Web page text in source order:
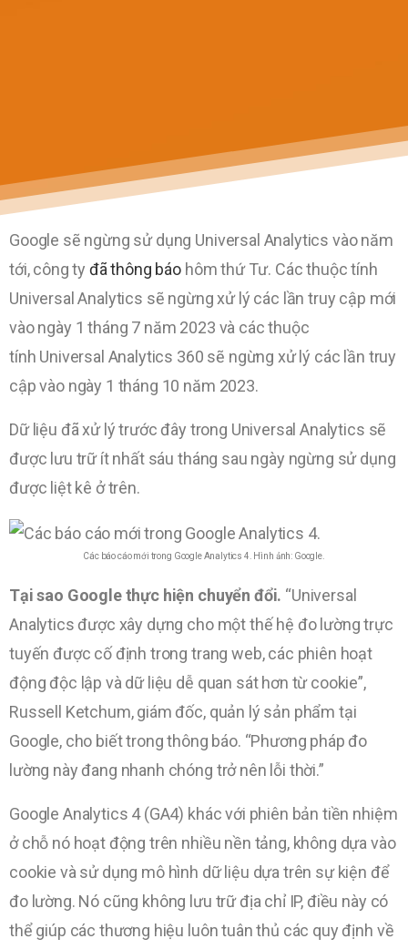
Google sẽ ngừng sử dụng Universal Analytics vào năm
tới, công ty đã thông báo hôm thứ Tư. Các thuộc tính
Universal Analytics sẽ ngừng xử lý các lần truy cập mới
vào ngày 1 tháng 7 năm 2023 và các thuộc
tính Universal Analytics 360 sẽ ngừng xử lý các lần truy
cập vào ngày 1 tháng 10 năm 2023.
Dữ liệu đã xử lý trước đây trong Universal Analytics sẽ
được lưu trữ ít nhất sáu tháng sau ngày ngừng sử dụng
được liệt kê ở trên.
Các báo cáo mới trong Google Analytics 4. Hình ảnh: Google.
Tại sao Google thực hiện chuyển đổi. “Universal
Analytics được xây dựng cho một thế hệ đo lường trực
tuyến được cố định trong trang web, các phiên hoạt
động độc lập và dữ liệu dễ quan sát hơn từ cookie”,
Russell Ketchum, giám đốc, quản lý sản phẩm tại
Google, cho biết trong thông báo. “Phương pháp đo
lường này đang nhanh chóng trở nên lỗi thời.”
Google Analytics 4 (GA4) khác với phiên bản tiền nhiệm
ở chỗ nó hoạt động trên nhiều nền tảng, không dựa vào
cookie và sử dụng mô hình dữ liệu dựa trên sự kiện để
đo lường. Nó cũng không lưu trữ địa chỉ IP, điều này có
thể giúp các thương hiệu luôn tuân thủ các quy định về